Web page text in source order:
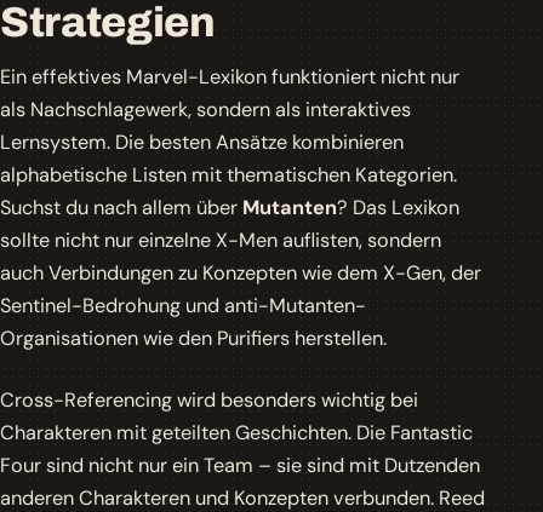
Strategien
Ein effektives Marvel-Lexikon funktioniert nicht nur
als Nachschlagewerk, sondern alsinteraktives
Lernsystem. Die besten Ansätze kombinieren
alphabetische Listen mit thematischen Kategorien.
Suchst du nach allem überMutanten? Das Lexikon
sollte nicht nur einzelne X-Men auflisten, sondern
auch Verbindungen zu Konzepten wie dem X-Gen, der
Sentinel-Bedrohung und anti-Mutanten-
Organisationen wie den Purifiers herstellen.
Cross-Referencing wird besonders wichtig bei
Charakteren mit geteilten Geschichten. Die Fantastic
Four sind nicht nur ein Team – sie sind mit Dutzenden
anderen Charakteren und Konzepten verbunden. Reed